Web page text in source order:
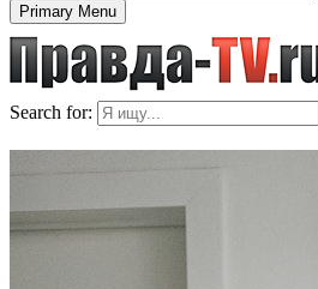
Primary Menu
Search for: